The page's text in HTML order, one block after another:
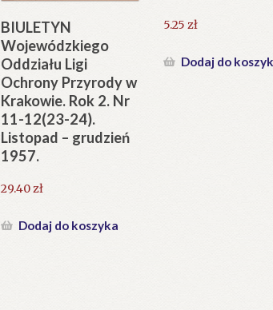
BIULETYN
Wojewódzkiego
Oddziału Ligi
Ochrony Przyrody w
Krakowie. Rok 2. Nr
11-12(23-24).
Listopad – grudzień
1957.
29.40zł
Dodaj do koszyka
5.25 zł
Dodaj do